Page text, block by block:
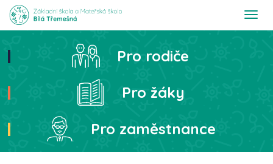
T
t
Hledat
Pro rodiče
Pro žáky
Pro zaměstnance